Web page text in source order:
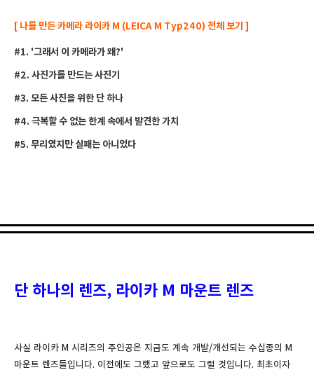
[ 나를 만든카메라 라이카 M (LEICA M Typ240) 전체 보기 ]
#1. '그래서 이 카메라가왜?'
#2. 사진가를 만드는사진기
#3. 모든사진을위한 단하나
#4. 극복할수 없는한계속에서 발견한가치
#5. 무리였지만 실패는 아니었다
단 하나의 렌즈, 라이카 M 마운트 렌즈
사실 라이카 M 시리즈의 주인공은 지금도 계속 개발/개선되는 수십종의 M
마운트 렌즈들입니다. 이전에도 그랬고 앞으로도 그럴 것입니다. 최초이자